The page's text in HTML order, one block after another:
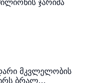
ჯარიმა
მკვლელობის
ბრალ...